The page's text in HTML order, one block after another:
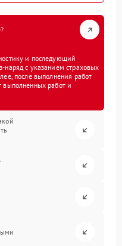
и последующий
наряд с указанием страховых
после выполнения работ
выполненных работ и